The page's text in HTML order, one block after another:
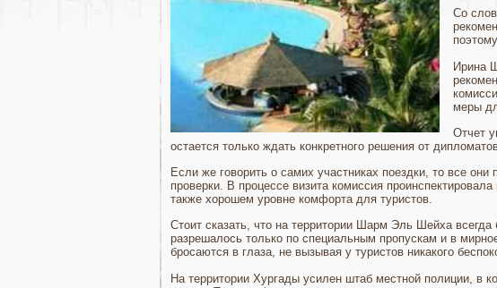
Со
Ирина
меры
Отчет
остается только ждать конкретного решения от
Если же говорить о самих участниках поездки, то все
проверки. В процессе визита комиссия
также хорошем уровне комфорта для туристов.
Стоит сказать, что на территории Шарм Эль Шейха
разрешалось только по специальным пропускам и в
бросаются в глаза, не вызывая у туристов никакого
На территории Хургады усилен штаб местной полиции, в